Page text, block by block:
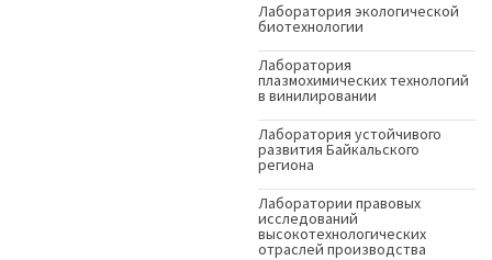
Лаборатория экологической
биотехнологии
Лаборатория
плазмохимических технологий
в винилировании
Лаборатория устойчивого
развития Байкальского
региона
Лаборатории правовых
исследований
высокотехнологических
отраслей производства